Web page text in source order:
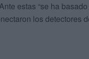
estas “se ha
los detectores